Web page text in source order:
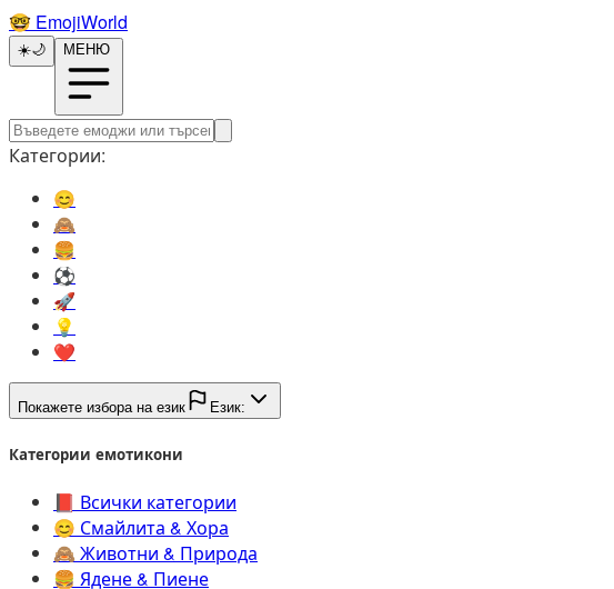
🤓️ EmojiWorld
☀️🌙 МЕНЮ
Категории:
😊️
🙈️
🍔️
⚽️
🚀️
💡️
❤️
Покажете избора на език Език:
Категории емотикони
📕️ Всички категории
😊️ Смайлита & Хора
🙈️ Животни & Природа
🍔️ Ядене & Пиене